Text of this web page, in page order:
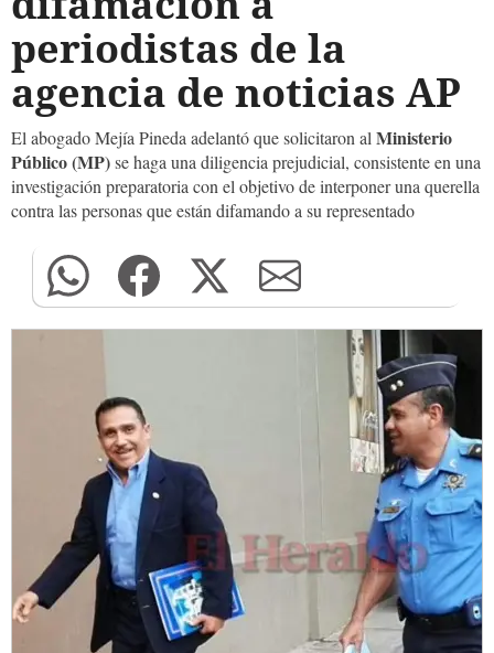
periodistas de la
agencia de noticias AP
El abogado Mejía Pineda adelantó que solicitaron al Ministerio
Público (MP)se haga una diligencia prejudicial, consistente en una
investigación preparatoria con el objetivo de interponer una querella
contra las personas que están difamando a su representado